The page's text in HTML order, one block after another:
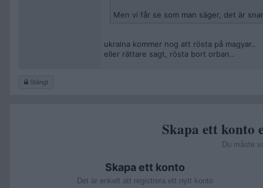
Men vi får se som man säger, det är
ukraina kommer nog att rösta på magyar..
eller rättare sagt, rösta bort orban..
Stängt
Skapa ett konto
Du måste
Skapa ett konto
Det är enkelt att registrera ett nytt konto